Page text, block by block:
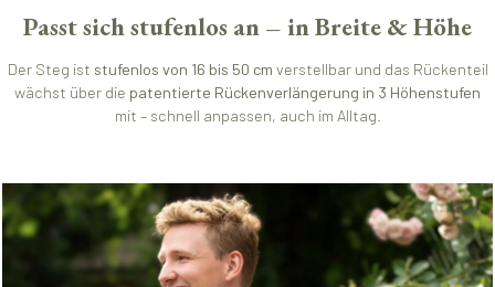
Passt sich stufenlos an – in Breite & Höhe
Der Steg ist stufenlos von 16 bis 50 cm verstellbar und das Rückenteil
wächst über die patentierte Rückenverlängerung in 3 Höhenstufen
mit – schnell anpassen, auch im Alltag.